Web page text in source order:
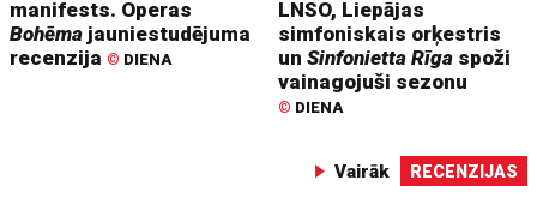
manifests. Operas
Bohēma jauniestudējuma
recenzija © DIENA
LNSO, Liepājas
simfoniskais orķestris
unSinfonietta Rīga spoži
vainagojuši sezonu
© DIENA
Vairāk RECENZIJAS